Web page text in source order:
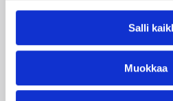
Salli
Muokkaa
Suomea
joukkueet
-urakkansa